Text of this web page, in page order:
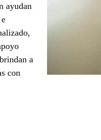
ayudan
a
con